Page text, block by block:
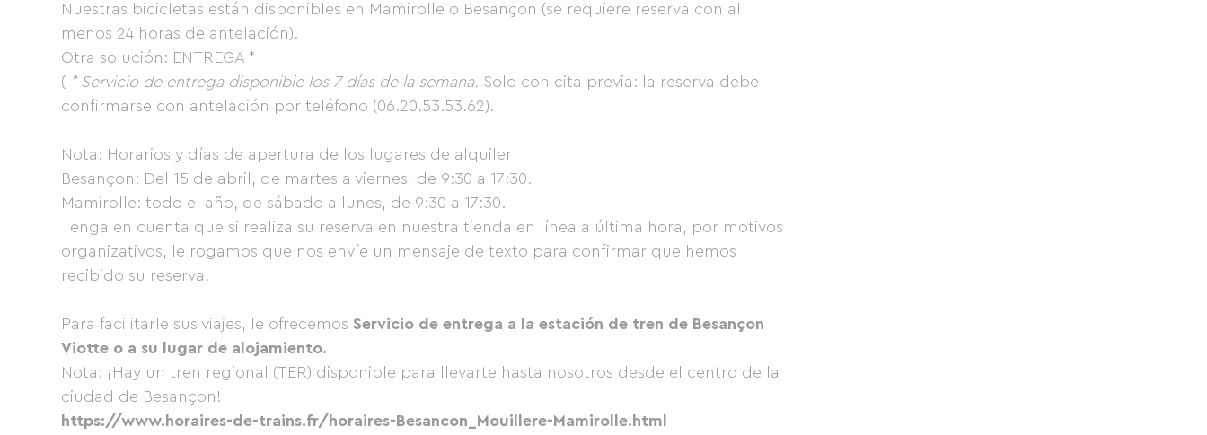
Nuestras bicicletas están disponibles en Mamirolle o Besançon (se requiere reserva con al
menos 24 horas de antelación).
Otra solución: ENTREGA *
( * Servicio de entrega disponible los 7 días de la semana. Solo con cita previa: la reserva debe
confirmarse con antelación por teléfono (06.20.53.53.62).
Nota: Horarios y días de apertura de los lugares de alquiler
Besançon: Del 15 de abril, de martes a viernes, de 9:30 a 17:30.
Mamirolle: todo el año, de sábado a lunes, de 9:30 a 17:30.
Tenga en cuenta que si realiza su reserva en nuestra tienda en línea a última hora, por motivos
organizativos, le rogamos que nos envíe un mensaje de texto para confirmar que hemos
recibido su reserva.
Para facilitarle sus viajes, le ofrecemos Servicio de entrega a la estación de tren de Besançon
Viotte o a su lugar de alojamiento.
Nota: ¡Hay un tren regional (TER) disponible para llevarte hasta nosotros desde el centro de la
ciudad de Besançon!
https://www.horaires-de-trains.fr/horaires-Besancon_Mouillere-Mamirolle.html